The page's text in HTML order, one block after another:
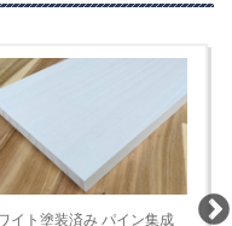
イト塗装済み パイン集成